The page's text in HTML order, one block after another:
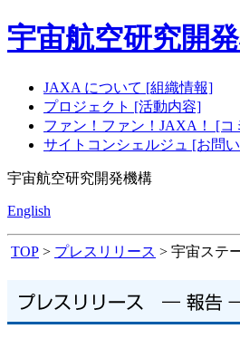
宇宙航空研究開
JAXA について [組織情報]
プロジェクト [活動内容]
ファン！ファン！JAXA！ [コ
サイトコンシェルジュ [お問
宇宙航空研究開発機構
English
TOP > プレスリリース > 宇宙ステ